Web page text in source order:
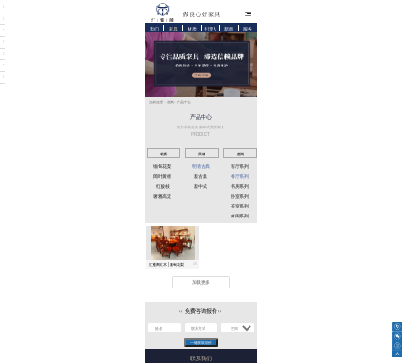
我们 家具 材质 主理人 新闻 服务
当前位置： 首页 > 产品中心
产品中心
致力于新古典 新中式美学家具
PRODUCT
材质
缅甸花梨
阔叶黄檀
红酸枝
奢雅高定
风格
明清古典
新古典
新中式
空间
客厅系列
餐厅系列
书房系列
卧室系列
茶室系列
休闲系列
汇雅阁红木 | 缅甸花梨
加载更多
免费咨询报价
联系我们
>
>
>
>
>
>
>